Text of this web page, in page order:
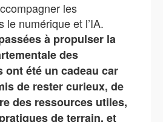
les
le numérique et l’IA.
à propulser la
des
ont été un cadeau car
de rester curieux, de
des ressources utiles,
de terrain, et